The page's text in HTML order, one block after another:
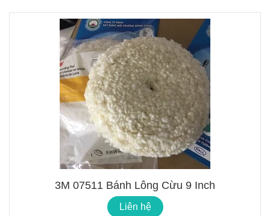
3M 07511 Bánh Lông Cừu 9 Inch
Liên hệ